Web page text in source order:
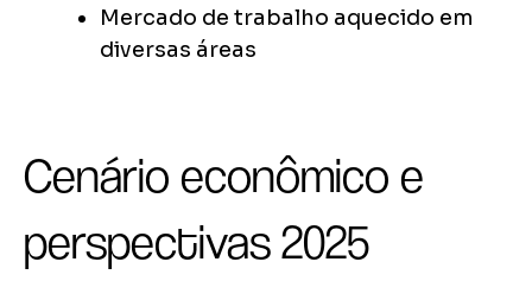
Mercado de trabalho aquecido em
diversas áreas
Cenário econômico e
perspectivas 2025